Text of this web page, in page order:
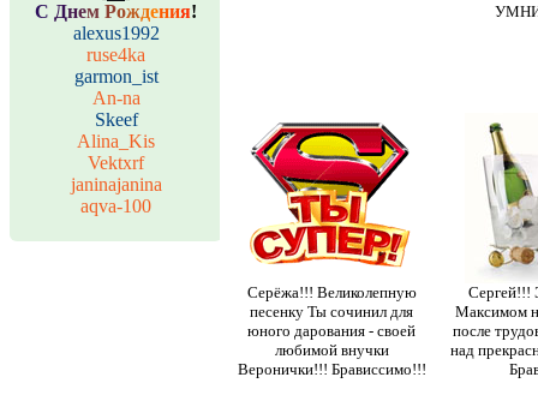
С Днем Рождения!
alexus1992
ruse4ka
garmon_ist
An-na
Skeef
Alina_Kis
Vektxrf
janinajanina
aqva-100
Серёжа!!! Великолепную
песенку Ты сочинил для
юного дарования - своей
любимой внучки
Веронички!!! Брависсимо!!!
Сергей!!!
Максимом
после
над